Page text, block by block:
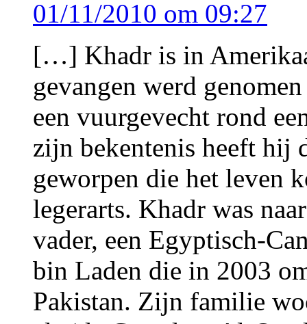
01/11/2010 om 09:27
[…] Khadr is in
gevangen werd
een vuurgevecht rond
zijn bekentenis heeft hij
geworpen die het leven
legerarts. Khadr was
vader, een Egyptisch-
bin Laden die in 2003
Pakistan. Zijn familie